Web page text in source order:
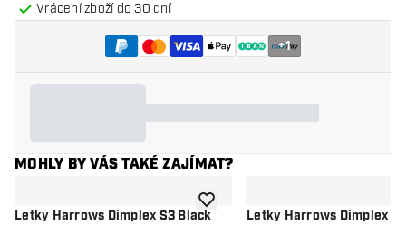
Vrácení zboží do 30 dní
+1
MOHLY BY VÁS TAKÉ ZAJÍMAT?
Letky Harrows Dimplex S3 BlackPřidat do seznamu přání
Letky Harrows Dimplex